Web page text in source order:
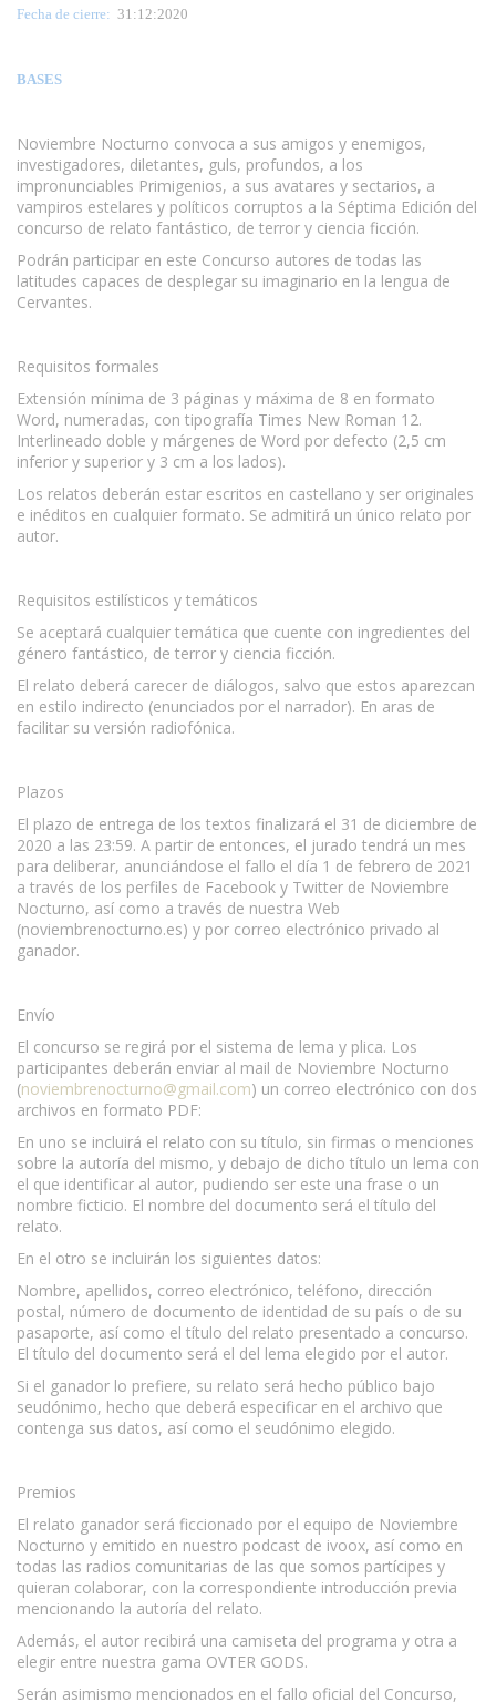
Fecha de cierre: 31:12:2020
BASES
Noviembre Nocturno convoca a sus amigos y enemigos,
investigadores, diletantes, guls, profundos, a los
impronunciables Primigenios, a sus avatares y sectarios, a
vampiros estelares y políticos corruptos a la Séptima Edición del
concurso de relato fantástico, de terror y ciencia ficción.
Podrán participar en este Concurso autores de todas las
latitudes capaces de desplegar su imaginario en la lengua de
Cervantes.
Requisitos formales
Extensión mínima de 3 páginas y máxima de 8 en formato
Word, numeradas, con tipografía Times New Roman 12.
Interlineado doble y márgenes de Word por defecto (2,5 cm
inferior y superior y 3 cm a los lados).
Los relatos deberán estar escritos en castellano y ser originales
e inéditos en cualquier formato. Se admitirá un único relato por
autor.
Requisitos estilísticos y temáticos
Se aceptará cualquier temática que cuente con ingredientes del
género fantástico, de terror y ciencia ficción.
El relato deberá carecer de diálogos, salvo que estos aparezcan
en estilo indirecto (enunciados por el narrador). En aras de
facilitar su versión radiofónica.
Plazos
El plazo de entrega de los textos finalizará el 31 de diciembre de
2020 a las 23:59. A partir de entonces, el jurado tendrá un mes
para deliberar, anunciándose el fallo el día 1 de febrero de 2021
a través de los perfiles de Facebook y Twitter de Noviembre
Nocturno, así como a través de nuestra Web
(noviembrenocturno.es) y por correo electrónico privado al
ganador.
Envío
El concurso se regirá por el sistema de lema y plica. Los
participantes deberán enviar al mail de Noviembre Nocturno
(noviembrenocturno@gmail.com) un correo electrónico con dos
archivos en formato PDF:
En uno se incluirá el relato con su título, sin firmas o menciones
sobre la autoría del mismo, y debajo de dicho título un lema con
el que identificar al autor, pudiendo ser este una frase o un
nombre ficticio. El nombre del documento será el título del
relato.
En el otro se incluirán los siguientes datos:
Nombre, apellidos, correo electrónico, teléfono, dirección
postal, número de documento de identidad de su país o de su
pasaporte, así como el título del relato presentado a concurso.
El título del documento será el del lema elegido por el autor.
Si el ganador lo prefiere, su relato será hecho público bajo
seudónimo, hecho que deberá especificar en el archivo que
contenga sus datos, así como el seudónimo elegido.
Premios
El relato ganador será ficcionado por el equipo de Noviembre
Nocturno y emitido en nuestro podcast de ivoox, así como en
todas las radios comunitarias de las que somos partícipes y
quieran colaborar, con la correspondiente introducción previa
mencionando la autoría del relato.
Además, el autor recibirá una camiseta del programa y otra a
elegir entre nuestra gama OVTER GODS.
Serán asimismo mencionados en el fallo oficial del Concurso,